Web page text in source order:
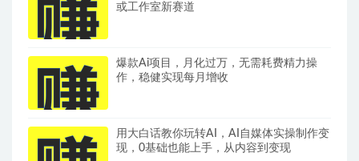
或工作室新赛道
爆款Ai项目，月化过万，无需耗费精力操
作，稳健实现每月增收
用大白话教你玩转AI，AI自媒体实操制作变
现，0基础也能上手，从内容到变现